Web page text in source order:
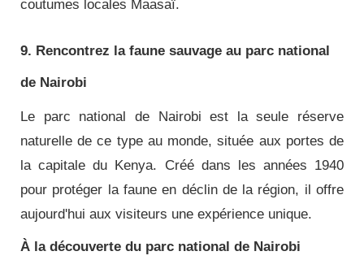
coutumes locales Maasaï.
9. Rencontrez la faune sauvage au parc national
de Nairobi
Le parc national de Nairobi est la seule réserve
naturelle de ce type au monde, située aux portes de
la capitale du Kenya. Créé dans les années 1940
pour protéger la faune en déclin de la région, il offre
aujourd'hui aux visiteurs une expérience unique.
À la découverte du parc national de Nairobi